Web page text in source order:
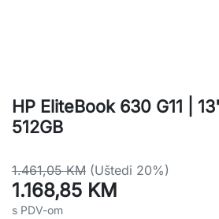
HP EliteBook 630 G11 |
512GB
1.461,05 KM (Uštedi 20%)
1.168,85 KM
s PDV-om